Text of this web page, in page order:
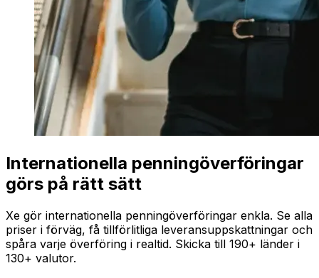
Internationella penningöverföringar
görs på rätt sätt
Xe gör internationella penningöverföringar enkla. Se alla
priser i förväg, få tillförlitliga leveransuppskattningar och
spåra varje överföring i realtid. Skicka till 190+ länder i
130+ valutor.